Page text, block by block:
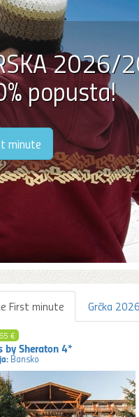
2026/
popusta!
minute
First minute Grčka 2026
€
by Sheraton 4*
Bansko